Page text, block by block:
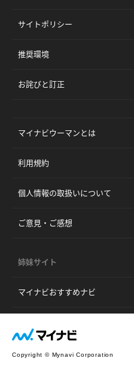
サイトポリシー
推奨環境
お詫びと訂正
マイナビウーマンとは
利用規約
個人情報の取扱いについて
ご意見・ご感想
姉妹サイト
マイナビおすすめナビ
Copyright © Mynavi Corporation